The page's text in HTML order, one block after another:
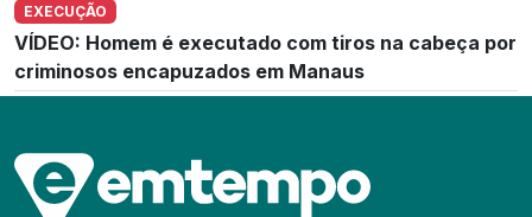
EXECUÇÃO
VÍDEO: Homem é executado com tiros na cabeça por
criminosos encapuzados em Manaus